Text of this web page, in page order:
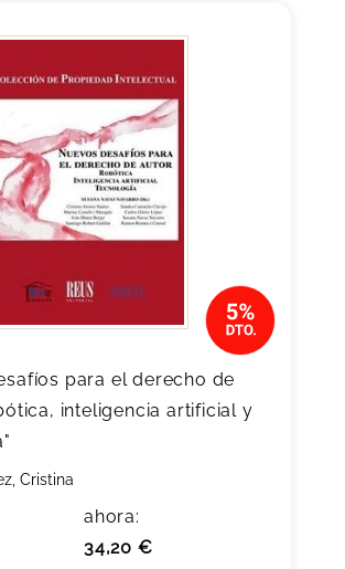
para el derecho de
inteligencia artificial y
Cristina
ahora:
34,20 €